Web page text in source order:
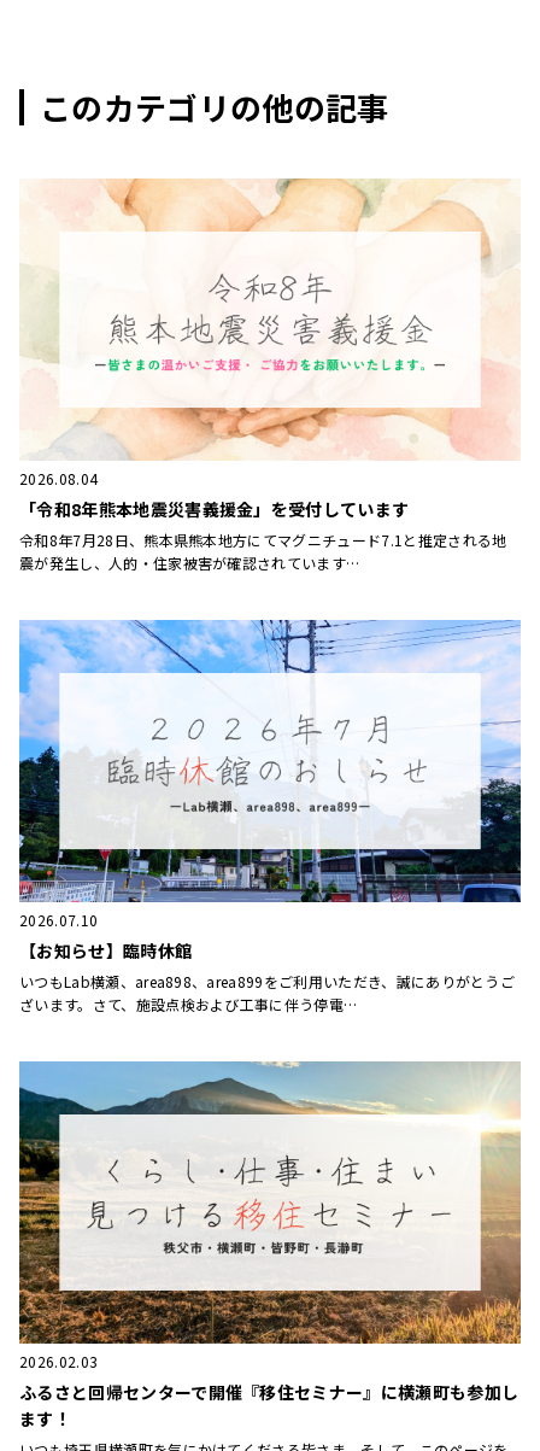
このカテゴリの他の記事
2026.08.04
「令和8年熊本地震災害義援金」を受付しています
令和8年7月28日、熊本県熊本地方にてマグニチュード7.1と推定される地
震が発生し、人的・住家被害が確認されています…
2026.07.10
【お知らせ】臨時休館
いつもLab横瀬、area898、area899をご利用いただき、誠にありがとうご
ざいます。さて、施設点検および工事に伴う停電…
2026.02.03
ふるさと回帰センターで開催『移住セミナー』に横瀬町も参加し
ます！